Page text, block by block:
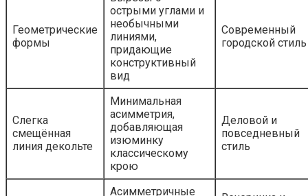
Геометрические
формы
острыми углами и
необычными
линиями,
придающие
конструктивный
вид
Современный
городской стиль
Слегка
смещённая
линия декольте
Минимальная
асимметрия,
добавляющая
изюминку
классическому
крою
Деловой и
повседневный
стиль
Асимметричные